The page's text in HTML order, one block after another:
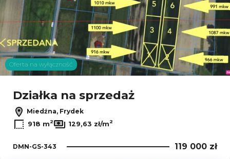
Oferta na wyłączność
Działka na sprzedaż
Miedźna, Frydek
918 m2 129,63 zł/m2
DMN-GS-343 119 000 zł